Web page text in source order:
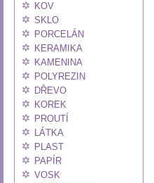
KOV
SKLO
PORCELÁN
KERAMIKA
KAMENINA
POLYREZIN
DŘEVO
KOREK
PROUTÍ
LÁTKA
PLAST
PAPÍR
VOSK